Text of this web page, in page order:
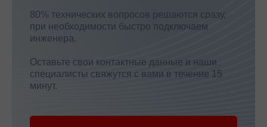
80% технических вопросов решаются сразу,
при необходимости быстро подключаем
инженера.
Оставьте свои контактные данные и наши
специалисты свяжутся с вами в течение 15
минут.